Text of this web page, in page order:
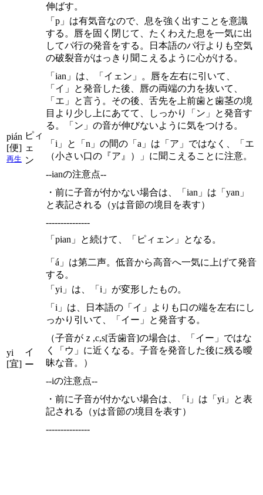
伸ばす。
pián
[便]
再生
ピィ
ェ
ン
「p」は有気音なので、息を強く出すことを意識
する。唇を固く閉じて、たくわえた息を一気に出
してパ行の発音をする。日本語のパ行よりも空気
の破裂音がはっきり聞こえるように心がける。
「ian」は、「イェン」。唇を左右に引いて、
「イ」と発音した後、唇の両端の力を抜いて、
「エ」と言う。その後、舌先を上前歯と歯茎の境
目より少し上にあてて、しっかり「ン」と発音す
る。「ン」の音が伸びないように気をつける。
「i」と「n」の間の「a」は「ア」ではなく、「エ
（小さい口の『ア』）」に聞こえることに注意。
--ianの注意点--
・前に子音が付かない場合は、「ian」は「yan」
と表記される（yは音節の境目を表す）
---------------
「pian」と続けて、「ピィェン」となる。
「á」は第二声。低音から高音へ一気に上げて発音
する。
yi
[宜]
イ
ー
「yi」は、「i」が変形したもの。
「i」は、日本語の「イ」よりも口の端を左右にし
っかり引いて、「イー」と発音する。
（子音がｚ,c,s[舌歯音]の場合は、「イー」ではな
く「ウ」に近くなる。子音を発音した後に残る曖
昧な音。）
--iの注意点--
・前に子音が付かない場合は、「i」は「yi」と表
記される（yは音節の境目を表す）
---------------